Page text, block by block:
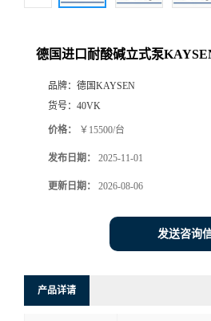
德国进口耐酸碱立式泵
品牌： 德国KAYSEN
货号： 40VK
价格： ￥15500/台
发布日期： 2025-11-01
更新日期： 2026-08-06
发送咨询
产品详请